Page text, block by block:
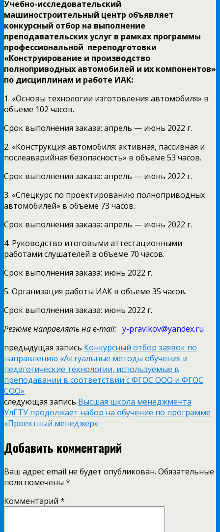
Учебно-исследовательский
машиностроительный центр объявляет
конкурсный отбор на выполнение
преподавательских услуг в рамках программы
профессиональной переподготовки
«Конструирование и производство
полноприводных автомобилей и их компонентов»
по дисциплинам и работе ИАК:
1. «Основы технологии изготовления автомобиля» в
объеме 102 часов.
Срок выполнения заказа: апрель — июнь 2022 г.
2. «Конструкция автомобиля: активная, пассивная и
послеаварийная безопасность» в объеме 53 часов.
Срок выполнения заказа: апрель — июнь 2022 г.
3. «Спецкурс по проектированию полноприводных
автомобилей» в объеме 73 часов.
Срок выполнения заказа: апрель — июнь 2022 г.
4. Руководство итоговыми аттестационными
работами слушателей в объеме 70 часов.
Срок выполнения заказа: июнь 2022 г.
5. Организация работы ИАК в объеме 35 часов.
Срок выполнения заказа: июнь 2022 г.
Резюме направлять на e-mail: y-pravikov@yandex.ru
предыдущая запись Конкурсный отбор заявок по
направлению «Актуальные методы обучения и
педагогические технологии, используемые в
преподавании в соответствии с ФГОС ООО и ФГОС
СОО»
следующая запись Высшая школа менеджмента
УлГТУ продолжает набор на обучение по программе
«Проектный менеджер»
Добавить комментарий
Ваш адрес email не будет опубликован. Обязательные
поля помечены *
Комментарий *